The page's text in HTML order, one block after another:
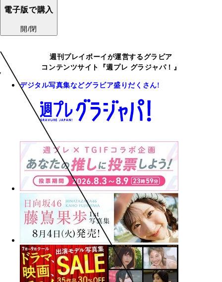
電子版で購入
開/閉
週刊プレイボーイが運営するグラビア
コンテンツサイト『週プレ グラジャパ！』
デジタル写真集などグラビア盛りだくさん!